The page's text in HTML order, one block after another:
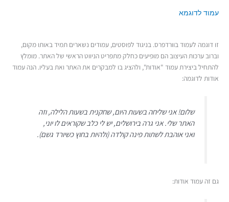
עמוד לדוגמא
זו דוגמה לעמוד בוורדפרס. בניגוד לפוסטים, עמודים נשארים תמיד באותו מקום,
וברוב ערכות העיצוב הם מופיעים כחלק מתפריט הניווט הראשי של האתר. מומלץ
להתחיל ביצירת עמוד "אודות", ולהציג בו למבקרים את האתר ואת בעליו. הנה עמוד
אודות לדוגמה:
שלום! אני שליחה בשעות היום, שחקנית בשעות הלילה, וזה
האתר שלי. אני גרה בירושלים, יש לי כלב שקוראים לו יוני,
ואני אוהבת לשתות פינה קולדה (ולהיות בחוץ כשיורד גשם).
גם זה עמוד אודות: